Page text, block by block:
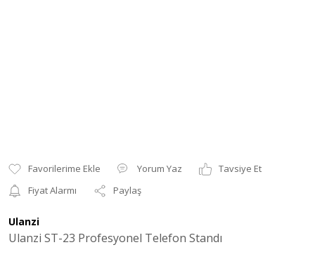
Yorum Yaz
Tavsiye Et
Fiyat Alarmı
Paylaş
Ulanzi
Ulanzi ST-23 Profesyonel Telefon Standı